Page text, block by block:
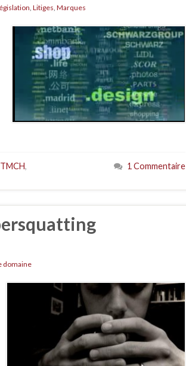
Litiges Marques
TMCH,
1 Commentaire
domaine